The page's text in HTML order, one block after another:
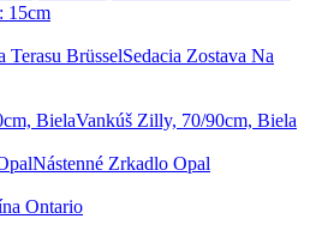
15cm
Sedacia Zostava Na
Vankúš Zilly, 70/90cm, Biela
Nástenné Zrkadlo Opal
Ontario